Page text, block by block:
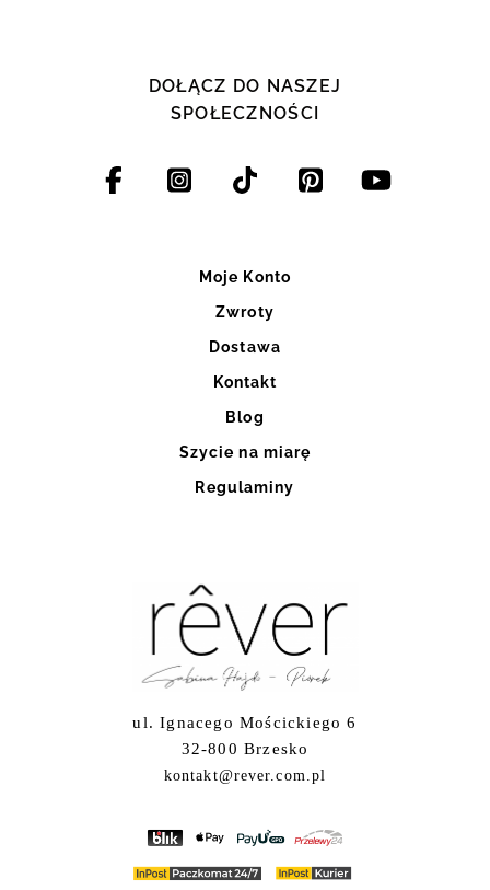
DOŁĄCZ DO NASZEJ
SPOŁECZNOŚCI
Moje Konto
Zwroty
Dostawa
Kontakt
Blog
Szycie na miarę
Regulaminy
ul. Ignacego Mościckiego 6
32-800 Brzesko
kontakt@rever.com.pl